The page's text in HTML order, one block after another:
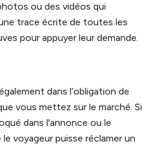
ou des vidéos qui
trace écrite de toutes les
pour appuyer leur demande.
dans l’obligation de
vous mettez sur le marché. Si
dans l'annonce ou le
voyageur puisse réclamer un